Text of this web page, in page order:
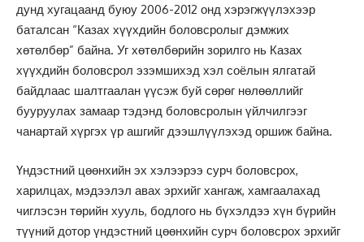
дунд хугацаанд буюу 2006-2012 онд хэрэгжүүлэхээр
баталсан “Казах хүүхдийн боловсролыг дэмжих
хөтөлбөр” байна. Уг хөтөлбөрийн зорилго нь Казах
хүүхдийн боловсрол эзэмшихэд хэл соёлын ялгатай
байдлаас шалтгаалан үүсэж буй сөрөг нөлөөллийг
бууруулах замаар тэдэнд боловсролын үйлчилгээг
чанартай хүргэх үр ашгийг дээшлүүлэхэд оршиж байна.
Үндэстний цөөнхийн эх хэлээрээ сурч боловсрох,
харилцах, мэдээлэл авах эрхийг хангаж, хамгаалахад
чиглэсэн төрийн хууль, бодлого нь бүхэлдээ хүн бүрийн
түүний дотор үндэстний цөөнхийн сурч боловсрох эрхийг